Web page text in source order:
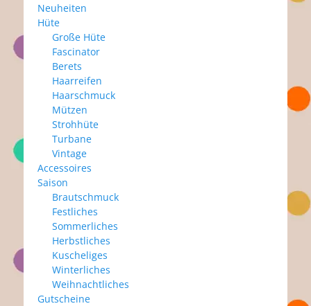
Neuheiten
Hüte
Große Hüte
Fascinator
Berets
Haarreifen
Haarschmuck
Mützen
Strohhüte
Turbane
Vintage
Accessoires
Saison
Brautschmuck
Festliches
Sommerliches
Herbstliches
Kuscheliges
Winterliches
Weihnachtliches
Gutscheine